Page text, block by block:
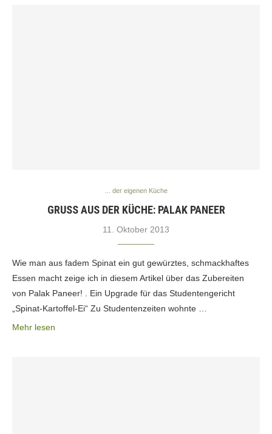
... der eigenen Küche
GRUSS AUS DER KÜCHE: PALAK PANEER
11. Oktober 2013
Wie man aus fadem Spinat ein gut gewürztes, schmackhaftes
Essen macht zeige ich in diesem Artikel über das Zubereiten
von Palak Paneer! . Ein Upgrade für das Studentengericht
„Spinat-Kartoffel-Ei“ Zu Studentenzeiten wohnte …
Mehr lesen